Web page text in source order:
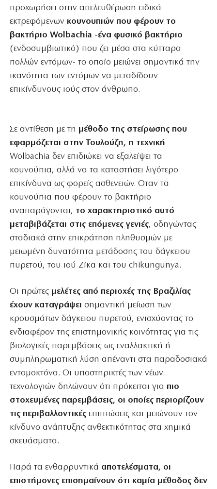
προχωρήσει στην απελευθέρωση ειδικά
εκτρεφόμενων κουνουπιών που φέρουν το
βακτήριο Wolbachia -ένα φυσικό βακτήριο
(ενδοσυμβιωτικό) που ζει μέσα στα κύτταρα
πολλών εντόμων- το οποίο μειώνει σημαντικά την
ικανότητα των εντόμων να μεταδίδουν
επικίνδυνους ιούς στον άνθρωπο.
Σε αντίθεση με τη μέθοδο της στείρωσης που
εφαρμόζεται στην Τουλούζη, η τεχνική
Wolbachia δεν επιδιώκει να εξαλείψει τα
κουνούπια, αλλά να τα καταστήσει λιγότερο
επικίνδυνα ως φορείς ασθενειών. Οταν τα
κουνούπια που φέρουν το βακτήριο
αναπαράγονται, το χαρακτηριστικό αυτό
μεταβιβάζεται στις επόμενες γενιές, οδηγώντας
σταδιακά στην επικράτηση πληθυσμών με
μειωμένη δυνατότητα μετάδοσης του δάγκειου
πυρετού, του ιού Ζίκα και του chikungunya.
Οι πρώτες μελέτες από περιοχές της Βραζιλίας
έχουν καταγράψει σημαντική μείωση των
κρουσμάτων δάγκειου πυρετού, ενισχύοντας το
ενδιαφέρον της επιστημονικής κοινότητας για τις
βιολογικές παρεμβάσεις ως εναλλακτική ή
συμπληρωματική λύση απέναντι στα παραδοσιακά
εντομοκτόνα. Οι υποστηρικτές των νέων
τεχνολογιών δηλώνουν ότι πρόκειται για πιο
στοχευμένες παρεμβάσεις, οι οποίες περιορίζουν
τις περιβαλλοντικές επιπτώσεις και μειώνουν τον
κίνδυνο ανάπτυξης ανθεκτικότητας στα χημικά
σκευάσματα.
Παρά τα ενθαρρυντικά αποτελέσματα, οι
επιστήμονες επισημαίνουν ότι καμία μέθοδος δεν